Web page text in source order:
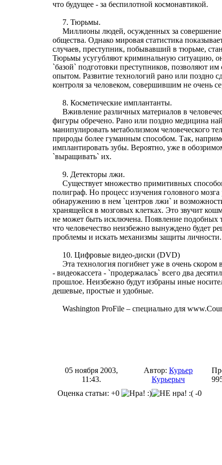
что будущее - за беспилотной космонавтикой.
7. Тюрьмы.
Миллионы людей, осужденных за совершение
общества. Однако мировая статистика
случаев, преступник, побывавший в тюрьме,
Тюрьмы усугубляют криминальную ситуацию,
`базой` подготовки преступников, позволяют им
опытом. Развитие технологий рано или поздно
контроля за человеком, совершившим не очень
8. Косметические имплантанты.
Вживление различных материалов в
фигуры обречено. Рано или поздно медицина
манипулировать метаболизмом человеческого
природы более гуманным способом. Так,
имплантировать зубы. Вероятно, уже в
`выращивать` их.
9. Детекторы лжи.
Существует множество примитивных
полиграф. Но процесс изучения головного
обнаружению в нем `центров лжи` и
хранящейся в мозговых клетках. Это звучит
не может быть исключена. Появление подобных
что человечество неизбежно вынуждено будет
проблемы и искать механизмы защиты личности.
10. Цифровые видео-диски (DVD)
Эта технология погибнет уже в очень
- видеокассета - `продержалась` всего два
прошлое. Неизбежно будут избраны иные
дешевые, простые и удобные.
Washington ProFile – специально для
05 ноября 2003,
11:43.
Автор: Курьер
Курьерыч
Оценка статьи: +0
-0